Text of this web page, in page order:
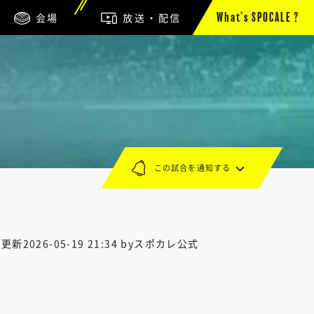
会場 放送・配信 What’s SPOCALE ?
新2026-05-19 21:34 byスポカレ公式
この試合を通知する